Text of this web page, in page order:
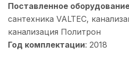
Поставленное
сантехника VALTEC,
канализация Политрон
Год комплектации: 2018